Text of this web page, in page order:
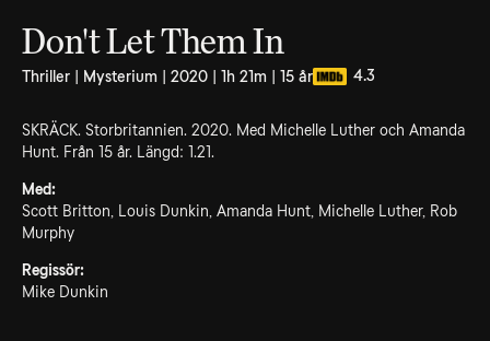
Don't Let Them In
Thriller | Mysterium | 2020 | 1h 21m | 15 år 4.3
SKRÄCK. Storbritannien. 2020. Med Michelle Luther och Amanda
Hunt. Från 15 år. Längd: 1.21.
Med:
Scott Britton, Louis Dunkin, Amanda Hunt, Michelle Luther, Rob
Murphy
Regissör:
Mike Dunkin